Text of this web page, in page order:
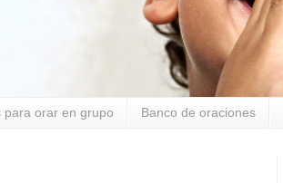
para orar en grupo Banco de oraciones